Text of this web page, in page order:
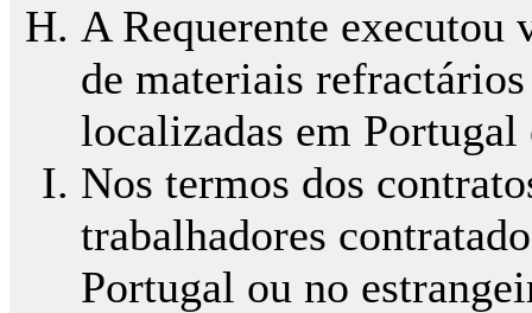
A Requerente executou
de materiais
localizadas em Portugal
Nos termos dos
trabalhadores
Portugal ou no